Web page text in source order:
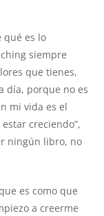
qué es lo
siempre
que tienes,
día, porque no es
mi vida es el
creciendo”,
ningún libro, no
es como que
a creerme